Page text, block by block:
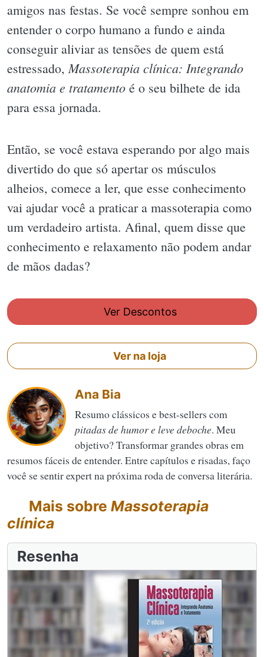
amigos nas festas. Se você sempre sonhou em
entender o corpo humano a fundo e ainda
conseguir aliviar as tensões de quem está
estressado, Massoterapia clínica: Integrando
anatomia e tratamento é o seu bilhete de ida
para essa jornada.
Então, se você estava esperando por algo mais
divertido do que só apertar os músculos
alheios, comece a ler, que esse conhecimento
vai ajudar você a praticar a massoterapia como
um verdadeiro artista. Afinal, quem disse que
conhecimento e relaxamento não podem andar
de mãos dadas?
Ver Descontos
Ver na loja
Ana Bia
Resumo clássicos e best-sellers com
pitadas de humor e leve deboche. Meu
objetivo? Transformar grandes obras em
resumos fáceis de entender. Entre capítulos e risadas, faço
você se sentir expert na próxima roda de conversa literária.
Mais sobre Massoterapia
clínica
Resenha